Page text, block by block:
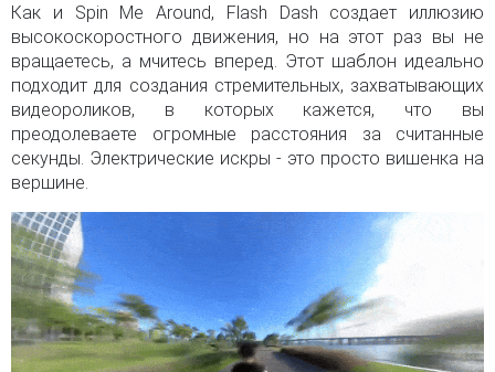
Как и Spin Me Around, Flash Dash создает иллюзию
высокоскоростного движения, но на этот раз вы не
вращаетесь, а мчитесь вперед. Этот шаблон идеально
подходит для создания стремительных, захватывающих
видеороликов, в которых кажется, что вы
преодолеваете огромные расстояния за считанные
секунды. Электрические искры - это просто вишенка на
вершине.